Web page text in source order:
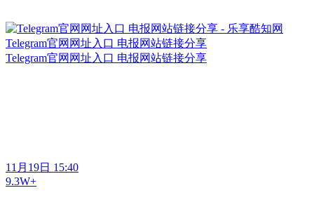
Telegram官网网址入口 电报网站链接分享
Telegram官网网址入口 电报网站链接分享
11月19日 15:40
9.3W+